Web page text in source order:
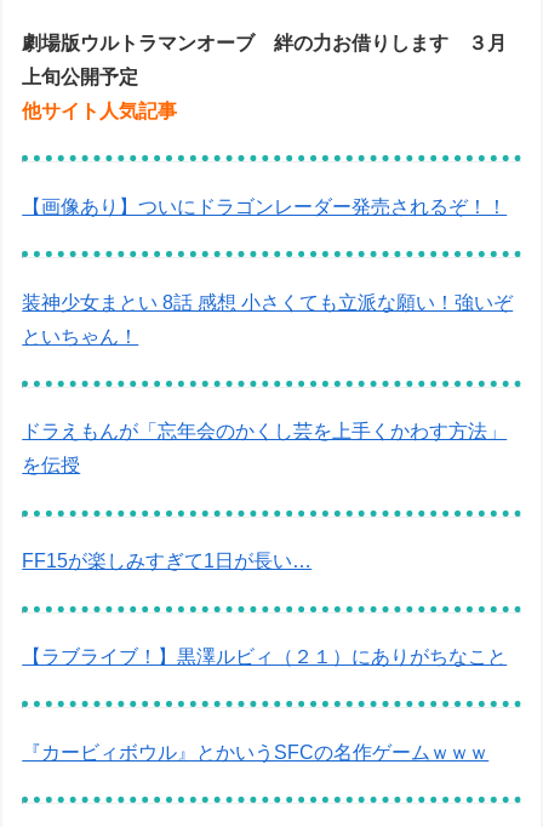
劇場版ウルトラマンオーブ 絆の力お借りします ３月
上旬公開予定
他サイト人気記事
【画像あり】ついにドラゴンレーダー発売されるぞ！！
装神少女まとい 8話 感想 小さくても立派な願い！強いぞ
といちゃん！
ドラえもんが「忘年会のかくし芸を上手くかわす方法」
を伝授
FF15が楽しみすぎて1日が長い…
【ラブライブ！】黒澤ルビィ（２１）にありがちなこと
『カービィボウル』とかいうSFCの名作ゲームｗｗｗ